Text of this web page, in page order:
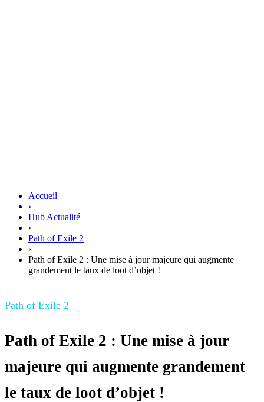
Accueil
›
Hub Actualité
›
Path of Exile 2
›
Path of Exile 2 : Une mise à jour majeure qui augmente
grandement le taux de loot d’objet !
Path of Exile 2
Path of Exile 2 : Une mise à jour
majeure qui augmente grandement
le taux de loot d’objet !